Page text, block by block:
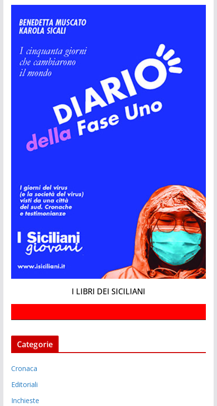
I LIBRI DEI SICILIANI
Categorie
Cronaca
Editoriali
Inchieste